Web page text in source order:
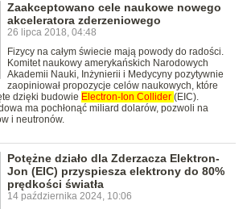
Zaakceptowano cele naukowe nowego
akceleratora zderzeniowego
26 lipca 2018, 04:48
Fizycy na całym świecie mają powody do radości.
Komitet naukowy amerykańskich Narodowych
Akademii Nauki, Inżynierii i Medycyny pozytywnie
zaopiniował propozycje celów naukowych, które
dzięki budowie Electron-Ion Collider (EIC).
ma pochłonąć miliard dolarów, pozwoli na
i neutronów.
Potężne działo dla Zderzacza Elektron-
Jon (EIC) przyspiesza elektrony do 80%
prędkości światła
14 października 2024, 10:06